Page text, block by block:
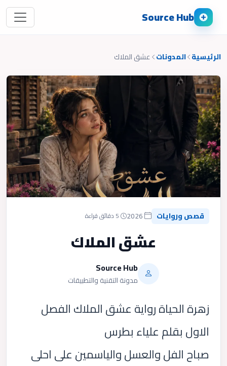
Source Hub
الرئيسية المدونات عشق الملاك
قصص وروايات
عشق الملاك
Source Hub
مدونة التقنية والتطبيقات
زهرة الحياة رواية عشق الملاك الفصل
الاول بقلم علياء بطرس
صباح الفل والعسل والياسمين على احلى